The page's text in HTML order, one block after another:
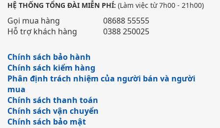
HỆ THỐNG TỔNG ĐÀI MIỄN PHÍ: (Làm việc từ 7h00 - 21h00)
Gọi mua hàng
08688 55555
Hỗ trợ khách hàng
0388 250025
Chính sách bảo hành
Chính sách kiểm hàng
Phân định trách nhiệm của người bán và người
mua
Chính sách thanh toán
Chính sách vận chuyển
Chính sách bảo mật